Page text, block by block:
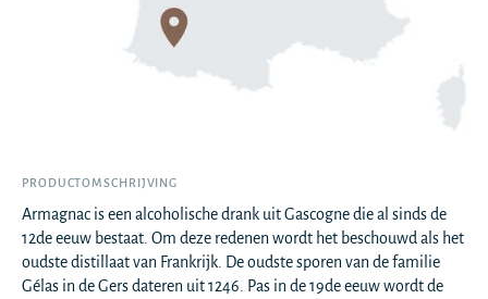
PRODUCTOMSCHRIJVING
Armagnac is een alcoholische drank uit Gascogne die al sinds de
12de eeuw bestaat. Om deze redenen wordt het beschouwd als het
oudste distillaat van Frankrijk. De oudste sporen van de familie
Gélas in de Gers dateren uit 1246. Pas in de 19de eeuw wordt de